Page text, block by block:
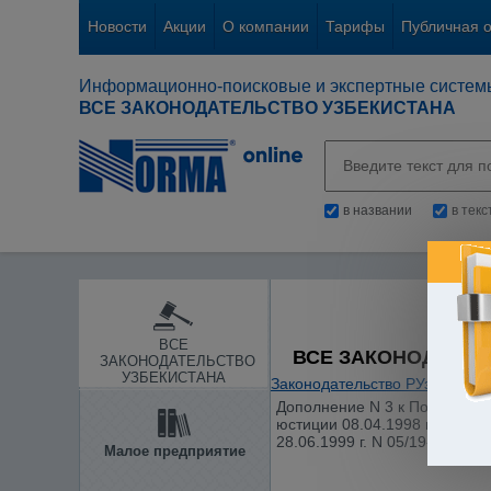
Новости Акции О компании Тарифы Публичная
Информационно-поисковые и экспертные
ВСЕ ЗАКОНОДАТЕЛЬСТВО УЗБЕКИСТАНА
в названии в
ВСЕ
ЗАКОНОДАТЕЛЬСТВО
УЗБЕКИСТАНА
Малое предприятие
ВСЕ
Законодательство РУз
Дополнение N 3 к Порядку
юстиции 08.04.1998 г. N
28.06.1999 г. N 05/19-578)